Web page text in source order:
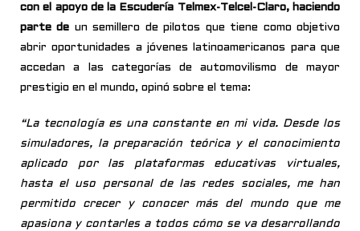
con el apoyo de la Escudería Telmex-Telcel-Claro, haciendo
parte de un semillero de pilotos que tiene como objetivo
abrir oportunidades a jóvenes latinoamericanos para que
accedan a las categorías de automovilismo de mayor
prestigio en el mundo, opinó sobre el tema:
“La tecnología es una constante en mi vida. Desde los
simuladores, la preparación teórica y el conocimiento
aplicado por las plataformas educativas virtuales,
hasta el uso personal de las redes sociales, me han
permitido crecer y conocer más del mundo que me
apasiona y contarles a todos cómo se va desarrollando